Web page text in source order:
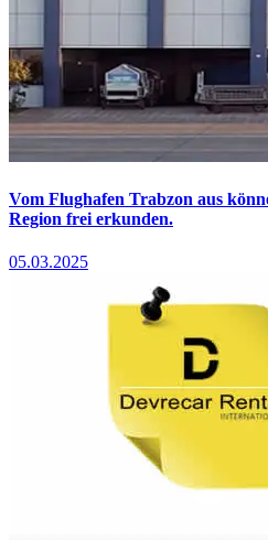
Vom Flughafen Trabzon aus
Region frei erkunden.
05.03.2025